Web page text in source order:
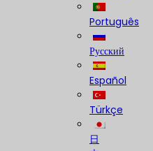
Português
Русский
Español
Türkçe
日